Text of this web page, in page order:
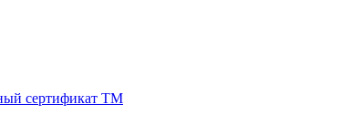
сертификат ТМ